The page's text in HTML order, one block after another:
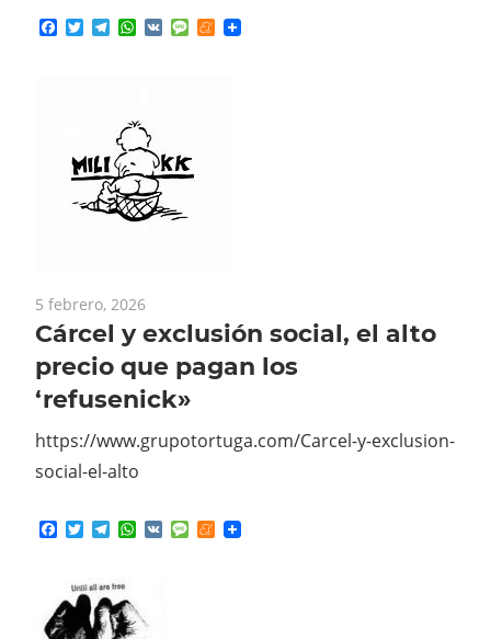
Facebook
TwitterTelegram
WhatsApp
VK MessageMeneame
5 febrero, 2026
Cárcel y exclusión social, el alto
precio que pagan los
‘refusenick»
https://www.grupotortuga.com/Carcel-y-exclusion-
social-el-alto
Facebook
TwitterTelegram
WhatsApp
VK MessageMeneame